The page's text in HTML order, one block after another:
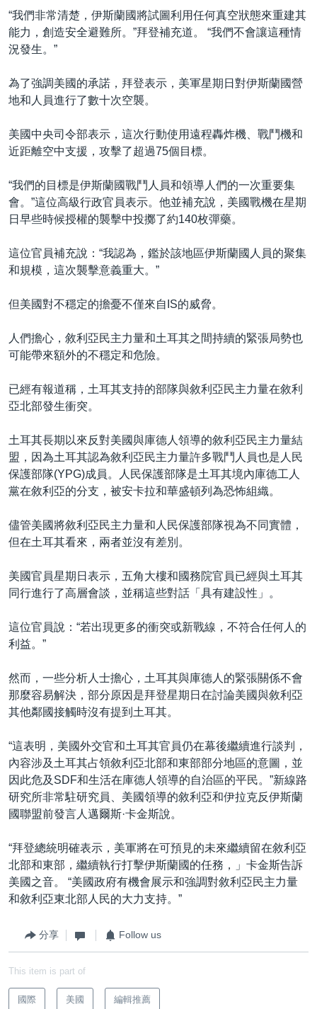
“我們非常清楚，伊斯蘭國將試圖利用任何真空狀態來重建其
能力，創造安全避難所。”拜登補充道。 “我們不會讓這種情
況發生。”
為了強調美國的承諾，拜登表示，美軍星期日對伊斯蘭國營
地和人員進行了數十次空襲。
美國中央司令部表示，這次行動使用遠程轟炸機、戰鬥機和
近距離空中支援，攻擊了超過75個目標。
“我們的目標是伊斯蘭國戰鬥人員和領導人們的一次重要集
會。”這位高級行政官員表示。他並補充說，美國戰機在星期
日早些時候授權的襲擊中投擲了約140枚彈藥。
這位官員補充說：“我認為，鑑於該地區伊斯蘭國人員的聚集
和規模，這次襲擊意義重大。”
但美國對不穩定的擔憂不僅來自IS的威脅。
人們擔心，敘利亞民主力量和土耳其之間持續的緊張局勢也
可能帶來額外的不穩定和危險。
已經有報道稱，土耳其支持的部隊與敘利亞民主力量在敘利
亞北部發生衝突。
土耳其長期以來反對美國與庫德人領導的敘利亞民主力量結
盟，因為土耳其認為敘利亞民主力量許多戰鬥人員也是人民
保護部隊(YPG)成員。人民保護部隊是土耳其境內庫德工人
黨在敘利亞的分支，被安卡拉和華盛頓列為恐怖組織。
儘管美國將敘利亞民主力量和人民保護部隊視為不同實體，
但在土耳其看來，兩者並沒有差別。
美國官員星期日表示，五角大樓和國務院官員已經與土耳其
同行進行了高層會談，並稱這些對話「具有建設性」。
這位官員說：“若出現更多的衝突或新戰線，不符合任何人的
利益。”
然而，一些分析人士擔心，土耳其與庫德人的緊張關係不會
那麼容易解決，部分原因是拜登星期日在討論美國與敘利亞
其他鄰國接觸時沒有提到土耳其。
“這表明，美國外交官和土耳其官員仍在幕後繼續進行談判，
內容涉及土耳其占領敘利亞北部和東部部分地區的意圖，並
因此危及SDF和生活在庫德人領導的自治區的平民。”新線路
研究所非常駐研究員、美國領導的敘利亞和伊拉克反伊斯蘭
國聯盟前發言人邁爾斯·卡金斯說。
“拜登總統明確表示，美軍將在可預見的未來繼續留在敘利亞
北部和東部，繼續執行打擊伊斯蘭國的任務，」卡金斯告訴
美國之音。 “美國政府有機會展示和強調對敘利亞民主力量
和敘利亞東北部人民的大力支持。”
分享 Follow us
This item is part of
國際 美國 編輯推薦